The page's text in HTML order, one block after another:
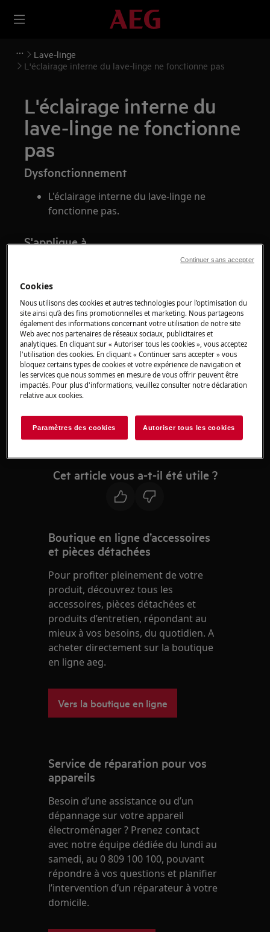
Lave-linge
L'éclairage interne du lave-linge ne fonctionne pas
L'éclairage interne du
lave-linge ne fonctionne
pas
Dysfonctionnement
L'éclairage interne du lave-linge ne
fonctionne pas.
S'applique à
Lave-linge à chargement frontal
Solution
Si l'éclairage interne du lave-linge ne fonctionne
pas, faites appel à un service après-vente agréé
pour résoudre le problème.
Pour vous aider à déterminer la nature exacte
du problème, nous vous recommandons de
faire appel à un technicien.
Cet article vous a-t-il été utile ?
Boutique en ligne d’accessoires
et pièces détachées
Pour profiter pleinement de votre
produit, découvrez tous les
accessoires, pièces détachées et
produits d’entretien, répondant au
mieux à vos besoins, du quotidien. A
acheter directement sur la boutique
en ligne aeg.
Vers la boutique en ligne
Service de réparation pour vos
appareils
Besoin d’une assistance ou d’un
dépannage sur votre appareil
électroménager ? Prenez contact
avec notre équipe dédiée du lundi au
samedi, au 0 809 100 100, pouvant
répondre à vos questions et planifier
l’intervention d’un réparateur à votre
domicile.
Cookies
Nous utilisons des cookies et autres technologies pour l’optimisation du
site ainsi qu’à des fins promotionnelles et marketing. Nous partageons
également des informations concernant votre utilisation de notre site
Web avec nos partenaires de réseaux sociaux, publicitaires et
analytiques. En cliquant sur « Autoriser tous les cookies », vous acceptez
l'utilisation des cookies. En cliquant « Continuer sans accepter » vous
bloquez certains types de cookies et votre expérience de navigation et
les services que nous sommes en mesure de vous offrir peuvent être
impactés. Pour plus d'informations, veuillez consulter notre déclaration
relative aux cookies.
Paramètres des cookies Autoriser tous les cookies
Continuer sans accepter